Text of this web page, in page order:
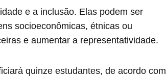
e a inclusão. Elas podem ser
socioeconômicas, étnicas ou
e aumentar a representatividade.
quinze estudantes, de acordo com